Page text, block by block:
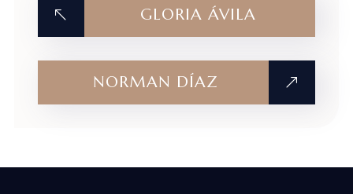
GLORIA ÁVILA
NORMAN DÍAZ